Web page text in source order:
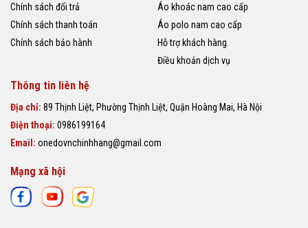
Chính sách đổi trả
Chính sách thanh toán
Chính sách bảo hành
Áo khoác nam cao cấp
Áo polo nam cao cấp
Hỗ trợ khách hàng
Điều khoản dịch vụ
Thông tin liên hệ
Địa chỉ: 89 Thịnh Liệt, Phường Thịnh Liệt, Quận Hoàng Mai, Hà Nội
Điện thoại: 0986199164
Email: onedovnchinhhang@gmail.com
Mạng xã hội